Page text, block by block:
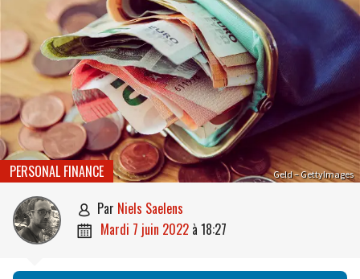
Geld – GettyImages
PERSONAL FINANCE
 par Niels Saelens
 mardi 7 juin 2022 à 18:27